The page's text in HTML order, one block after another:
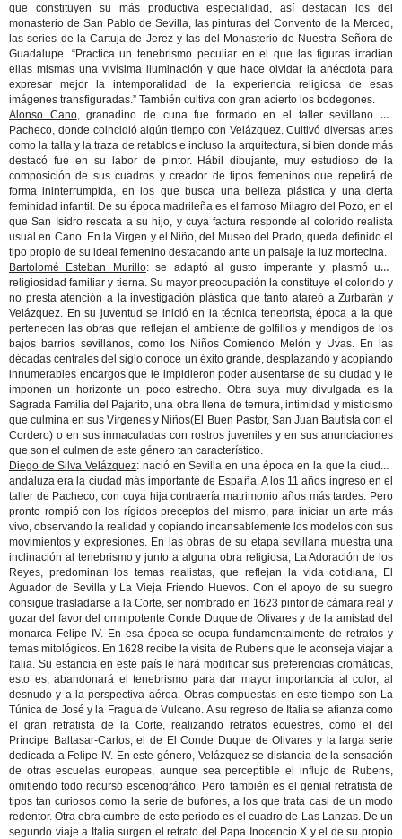
que constituyen su más productiva especialidad, así destacan los del
monasterio de San Pablo de Sevilla, las pinturas del Convento de la Merced,
las series de la Cartuja de Jerez y las del Monasterio de Nuestra Señora de
Guadalupe. “Practica un tenebrismo peculiar en el que las figuras irradian
ellas mismas una vivísima iluminación y que hace olvidar la anécdota para
expresar mejor la intemporalidad de la experiencia religiosa de esas
imágenes transfiguradas.” También cultiva con gran acierto los bodegones.
Alonso Cano, granadino de cuna fue formado en el taller sevillano de
Pacheco, donde coincidió algún tiempo con Velázquez. Cultivó diversas artes
como la talla y la traza de retablos e incluso la arquitectura, si bien donde más
destacó fue en su labor de pintor. Hábil dibujante, muy estudioso de la
composición de sus cuadros y creador de tipos femeninos que repetirá de
forma ininterrumpida, en los que busca una belleza plástica y una cierta
feminidad infantil. De su época madrileña es el famoso Milagro del Pozo, en el
que San Isidro rescata a su hijo, y cuya factura responde al colorido realista
usual en Cano. En la Virgen y el Niño, del Museo del Prado, queda definido el
tipo propio de su ideal femenino destacando ante un paisaje la luz mortecina.
Bartolomé Esteban Murillo: se adaptó al gusto imperante y plasmó una
religiosidad familiar y tierna. Su mayor preocupación la constituye el colorido y
no presta atención a la investigación plástica que tanto atareó a Zurbarán y
Velázquez. En su juventud se inició en la técnica tenebrista, época a la que
pertenecen las obras que reflejan el ambiente de golfillos y mendigos de los
bajos barrios sevillanos, como los Niños Comiendo Melón y Uvas. En las
décadas centrales del siglo conoce un éxito grande, desplazando y acopiando
innumerables encargos que le impidieron poder ausentarse de su ciudad y le
imponen un horizonte un poco estrecho. Obra suya muy divulgada es la
Sagrada Familia del Pajarito, una obra llena de ternura, intimidad y misticismo
que culmina en sus Vírgenes y Niños(El Buen Pastor, San Juan Bautista con el
Cordero) o en sus inmaculadas con rostros juveniles y en sus anunciaciones
que son el culmen de este género tan característico.
Diego de Silva Velázquez: nació en Sevilla en una época en la que la ciudad
andaluza era la ciudad más importante de España. A los 11 años ingresó en el
taller de Pacheco, con cuya hija contraería matrimonio años más tardes. Pero
pronto rompió con los rígidos preceptos del mismo, para iniciar un arte más
vivo, observando la realidad y copiando incansablemente los modelos con sus
movimientos y expresiones. En las obras de su etapa sevillana muestra una
inclinación al tenebrismo y junto a alguna obra religiosa, La Adoración de los
Reyes, predominan los temas realistas, que reflejan la vida cotidiana, El
Aguador de Sevilla y La Vieja Friendo Huevos. Con el apoyo de su suegro
consigue trasladarse a la Corte, ser nombrado en 1623 pintor de cámara real y
gozar del favor del omnipotente Conde Duque de Olivares y de la amistad del
monarca Felipe IV. En esa época se ocupa fundamentalmente de retratos y
temas mitológicos. En 1628 recibe la visita de Rubens que le aconseja viajar a
Italia. Su estancia en este país le hará modificar sus preferencias cromáticas,
esto es, abandonará el tenebrismo para dar mayor importancia al color, al
desnudo y a la perspectiva aérea. Obras compuestas en este tiempo son La
Túnica de José y la Fragua de Vulcano. A su regreso de Italia se afianza como
el gran retratista de la Corte, realizando retratos ecuestres, como el del
Príncipe Baltasar-Carlos, el de El Conde Duque de Olivares y la larga serie
dedicada a Felipe IV. En este género, Velázquez se distancia de la sensación
de otras escuelas europeas, aunque sea perceptible el influjo de Rubens,
omitiendo todo recurso escenográfico. Pero también es el genial retratista de
tipos tan curiosos como la serie de bufones, a los que trata casi de un modo
redentor. Otra obra cumbre de este periodo es el cuadro de Las Lanzas. De un
segundo viaje a Italia surgen el retrato del Papa Inocencio X y el de su propio